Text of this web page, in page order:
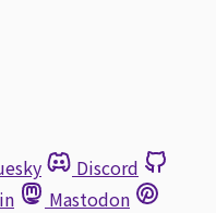
Discord
Mastodon